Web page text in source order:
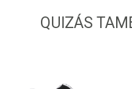
QUIZÁS